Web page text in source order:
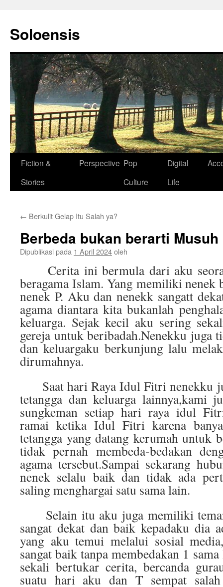
isi
Soloensis
Fiction &
Stories
Perspective Pop
Culture
Digital
Life
← Berkulit Gelap Itu Salah ya?
Berbeda bukan berarti Musuh
Dipublikasi pada 1 April 2024oleh
Cerita ini bermula dari aku
beragama Islam. Yang memiliki nenek
nenek P. Aku dan nenekk sangatt
agama diantara kita bukanlah
keluarga. Sejak kecil aku sering
gereja untuk beribadah.Nenekku juga
dan keluargaku berkunjung lalu
dirumahnya.
Saat hari Raya Idul Fitri nenekku
tetangga dan keluarga lainnya,kami
sungkeman setiap hari raya idul
ramai ketika Idul Fitri karena
tetangga yang datang kerumah untuk
tidak pernah membeda-bedakan
agama tersebut.Sampai sekarang
nenek selalu baik dan tidak ada
saling menghargai satu sama lain.
Selain itu aku juga memiliki teman
sangat dekat dan baik kepadaku dia
yang aku temui melalui sosial
sangat baik tanpa membedakan 1
sekali bertukar cerita, bercanda
suatu hari aku dan T sempat